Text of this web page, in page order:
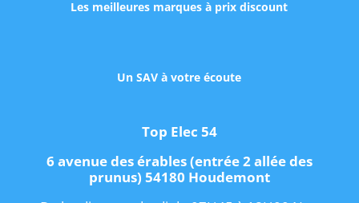
Les meilleures marques à prix discount
Un SAV à votre écoute
Top Elec 54
6 avenue des érables (entrée 2 allée des
prunus) 54180 Houdemont